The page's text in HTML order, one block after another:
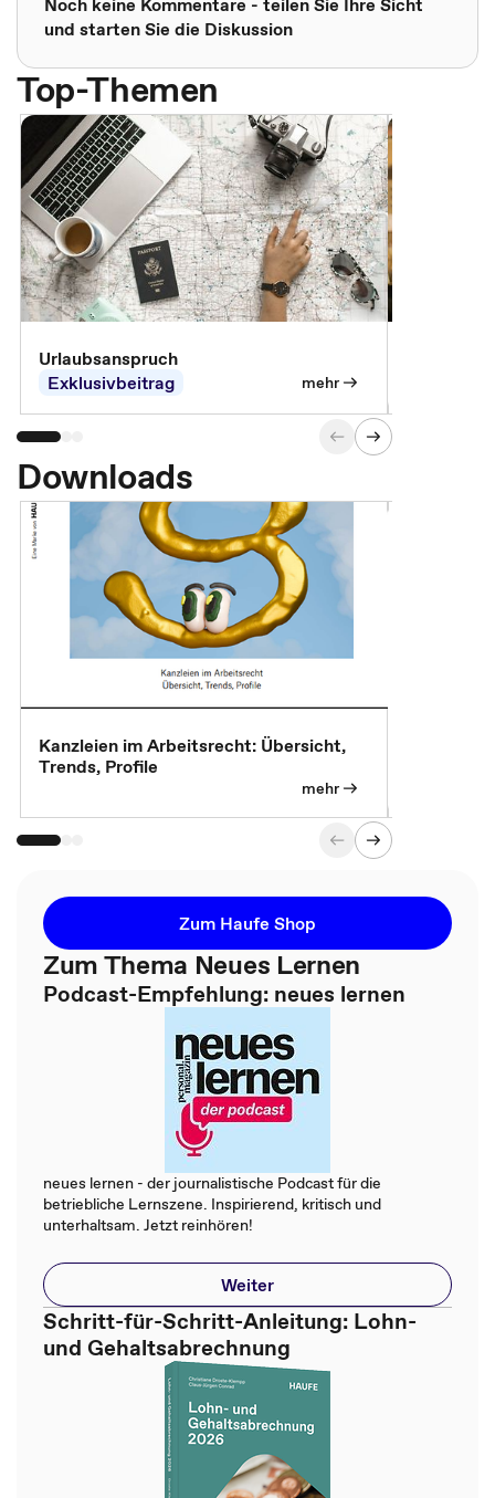
und starten Sie die Diskussion
Top-Themen
Urlaubsanspruch
Exklusivbeitrag
mehr
Downloads
Kanzleien im Arbeitsrecht: Übersicht,
Trends, Profile
mehr
Zum Haufe Shop
Zum Thema Neues Lernen
Podcast-Empfehlung: neues lernen
neues lernen - der journalistische Podcast für die
betriebliche Lernszene. Inspirierend, kritisch und
unterhaltsam. Jetzt reinhören!
Weiter
Schritt-für-Schritt-Anleitung: Lohn-
und Gehaltsabrechnung